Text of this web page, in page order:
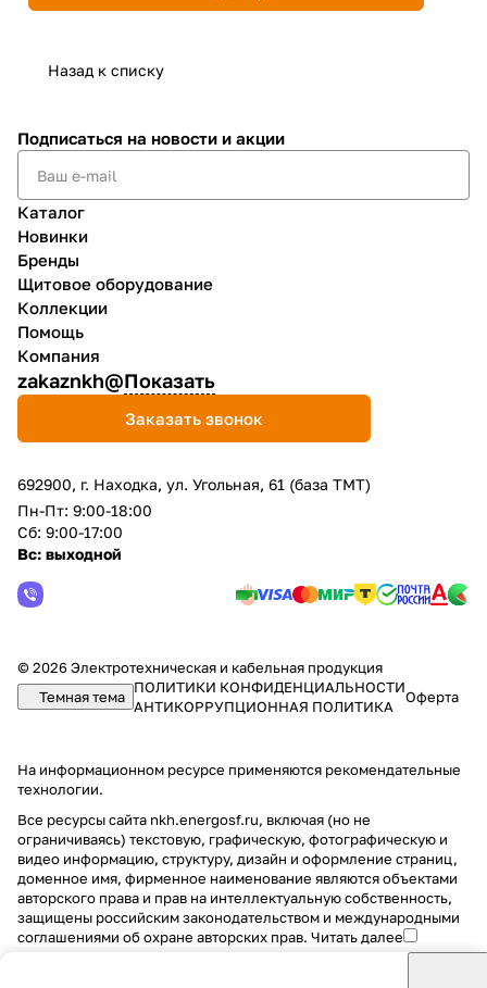
Назад к списку
Подписаться на новости и акции
Каталог
Новинки
Бренды
Щитовое оборудование
Коллекции
Помощь
Компания
zakaznkh@Показать
Заказать звонок
692900, г. Находка, ул. Угольная, 61 (база ТМТ)
Пн-Пт: 9:00-18:00
Сб: 9:00-17:00
Вс: выходной
© 2026 Электротехническая и кабельная продукция
Темная тема
ПОЛИТИКИ КОНФИДЕНЦИАЛЬНОСТИ
АНТИКОРРУПЦИОННАЯ ПОЛИТИКА
Оферта
На информационном ресурсе применяются рекомендательные
технологии.
Все ресурсы сайта nkh.energosf.ru, включая (но не
ограничиваясь) текстовую, графическую, фотографическую и
видео информацию, структуру, дизайн и оформление страниц,
доменное имя, фирменное наименование являются объектами
авторского права и прав на интеллектуальную собственность,
защищены российским законодательством и международными
соглашениями об охране авторских прав. Читать далее